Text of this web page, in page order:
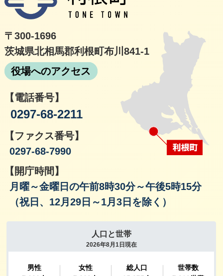
〒300-1696
茨城県北相馬郡利根町布川841-1
役場へのアクセス
【電話番号】
0297-68-2211
【ファクス番号】
0297-68-7990
【開庁時間】
月曜～金曜日の午前8時30分～午後5時15分
（祝日、12月29日～1月3日を除く）